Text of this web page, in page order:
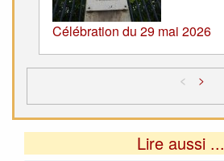
Célébration du 29 mai 2026
< >
Lire aussi ...